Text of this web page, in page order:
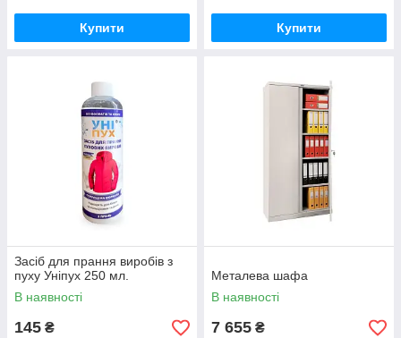
Купити Купити
Засіб для прання виробів з
пуху Уніпух 250 мл.
В наявності
145 ₴
Металева шафа
В наявності
7 655 ₴